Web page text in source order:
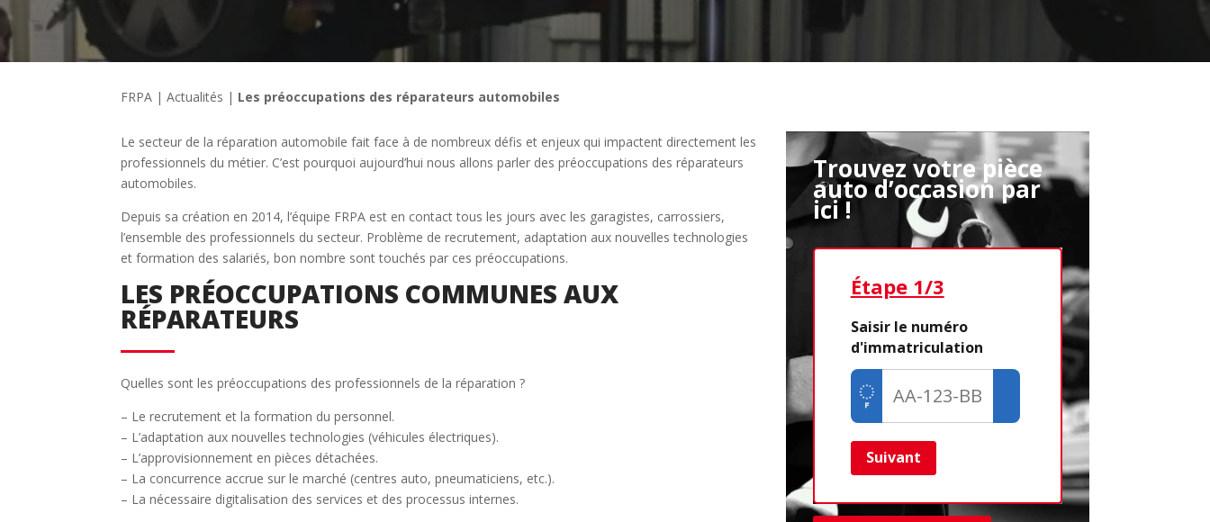
FRPA |Actualités | Les préoccupations des réparateurs automobiles
Le secteur de la réparation automobile fait face à de nombreux défis et enjeux qui impactent directement les
professionnels du métier. C’est pourquoi aujourd’hui nous allons parler des préoccupations des réparateurs
automobiles.
Depuis sa création en 2014, l’équipe FRPA est en contact tous les jours avec les garagistes, carrossiers,
l’ensemble des professionnels du secteur. Problème de recrutement, adaptation aux nouvelles technologies
et formation des salariés, bon nombre sont touchés par ces préoccupations.
LES PRÉOCCUPATIONS COMMUNES AUX
RÉPARATEURS
Quelles sont les préoccupations des professionnels de la réparation ?
– Le recrutement et la formation du personnel.
– L’adaptation aux nouvelles technologies (véhicules électriques).
– L’approvisionnement en pièces détachées.
– La concurrence accrue sur le marché (centres auto, pneumaticiens, etc.).
– La nécessaire digitalisation des services et des processus internes.
Trouvez votre pièce
auto d’occasion par
ici !
Étape 2/3 Étape 1/3
Saisir le numéro
d'immatriculation
Suivant